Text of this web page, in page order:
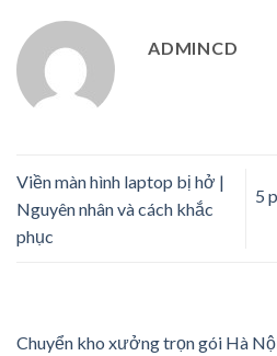
ADMINCD
Viền màn hình laptop bị hở |
Nguyên nhân và cách khắc
phục
5
Chuyển kho xưởng trọn gói Hà